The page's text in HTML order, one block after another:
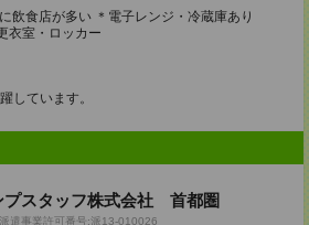
飲食店が多い ＊電子レンジ・冷蔵庫あり
衣室・ロッカー
しています。
プスタッフ株式会社 首都圏
遣事業許可番号:派13-010026